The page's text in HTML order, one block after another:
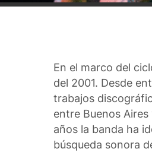
En el marco del
del 2001. Desde
trabajos
entre Buenos
años la banda ha
búsqueda sonora